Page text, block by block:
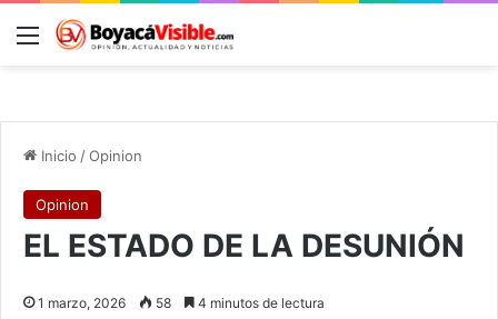
Menú
Inicio /Opinion
Opinion
EL ESTADO DE LA DESUNIÓN
1 marzo, 2026 58 4 minutos de lectura